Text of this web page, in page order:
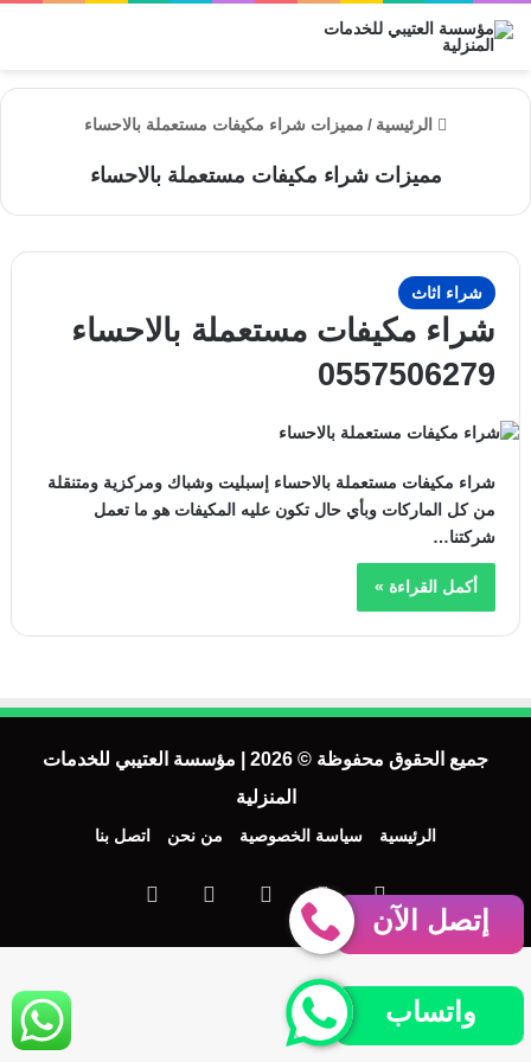
الرئيسية / مميزات شراء مكيفات مستعملة بالاحساء
مميزات شراء مكيفات مستعملة بالاحساء
شراء اثاث
شراء مكيفات مستعملة بالاحساء
0557506279
شراء مكيفات مستعملة بالاحساء إسبليت وشباك ومركزية ومتنقلة
من كل الماركات وبأي حال تكون عليه المكيفات هو ما تعمل
شركتنا…
أكمل القراءة »
جميع الحقوق محفوظة © 2026 | مؤسسة العتيبي للخدمات
المنزلية
الرئيسية سياسة الخصوصية من نحن اتصل بنا
فيسبوك
‫X
‫YouTubeانستقرام
إتصل الآن
واتساب